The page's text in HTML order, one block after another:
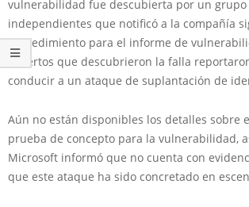
vulnerabilidad fue descubierta por un grupo
independientes que notificó a la compañía
procedimiento para el informe de
expertos que descubrieron la falla
conducir a un ataque de suplantación de
Aún no están disponibles los detalles sobre
prueba de concepto para la vulnerabilidad,
Microsoft informó que no cuenta con
que este ataque ha sido concretado en